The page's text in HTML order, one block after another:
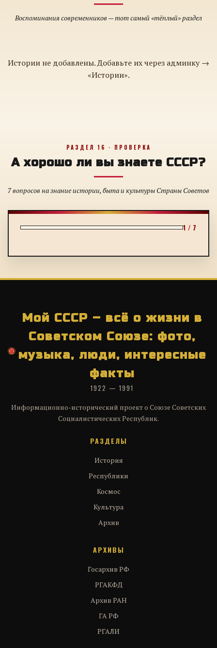
Воспоминания современников — тот самый «тёплый» раздел
Истории не добавлены. Добавьте их через админку →
«Истории».
РАЗДЕЛ 16 · ПРОВЕРКА
А хорошо ли вы знаете СССР?
7 вопросов на знание истории, быта и культуры Страны Советов
1 / 7
Мой СССР – всё о жизни в
Советском Союзе: фото,
музыка, люди, интересные
факты
1922 — 1991
Информационно-исторический проект о Союзе Советских
Социалистических Республик.
РАЗДЕЛЫ
История
Республики
Космос
Культура
Архив
АРХИВЫ
Госархив РФ
РГАКФД
Архив РАН
ГА РФ
РГАЛИ